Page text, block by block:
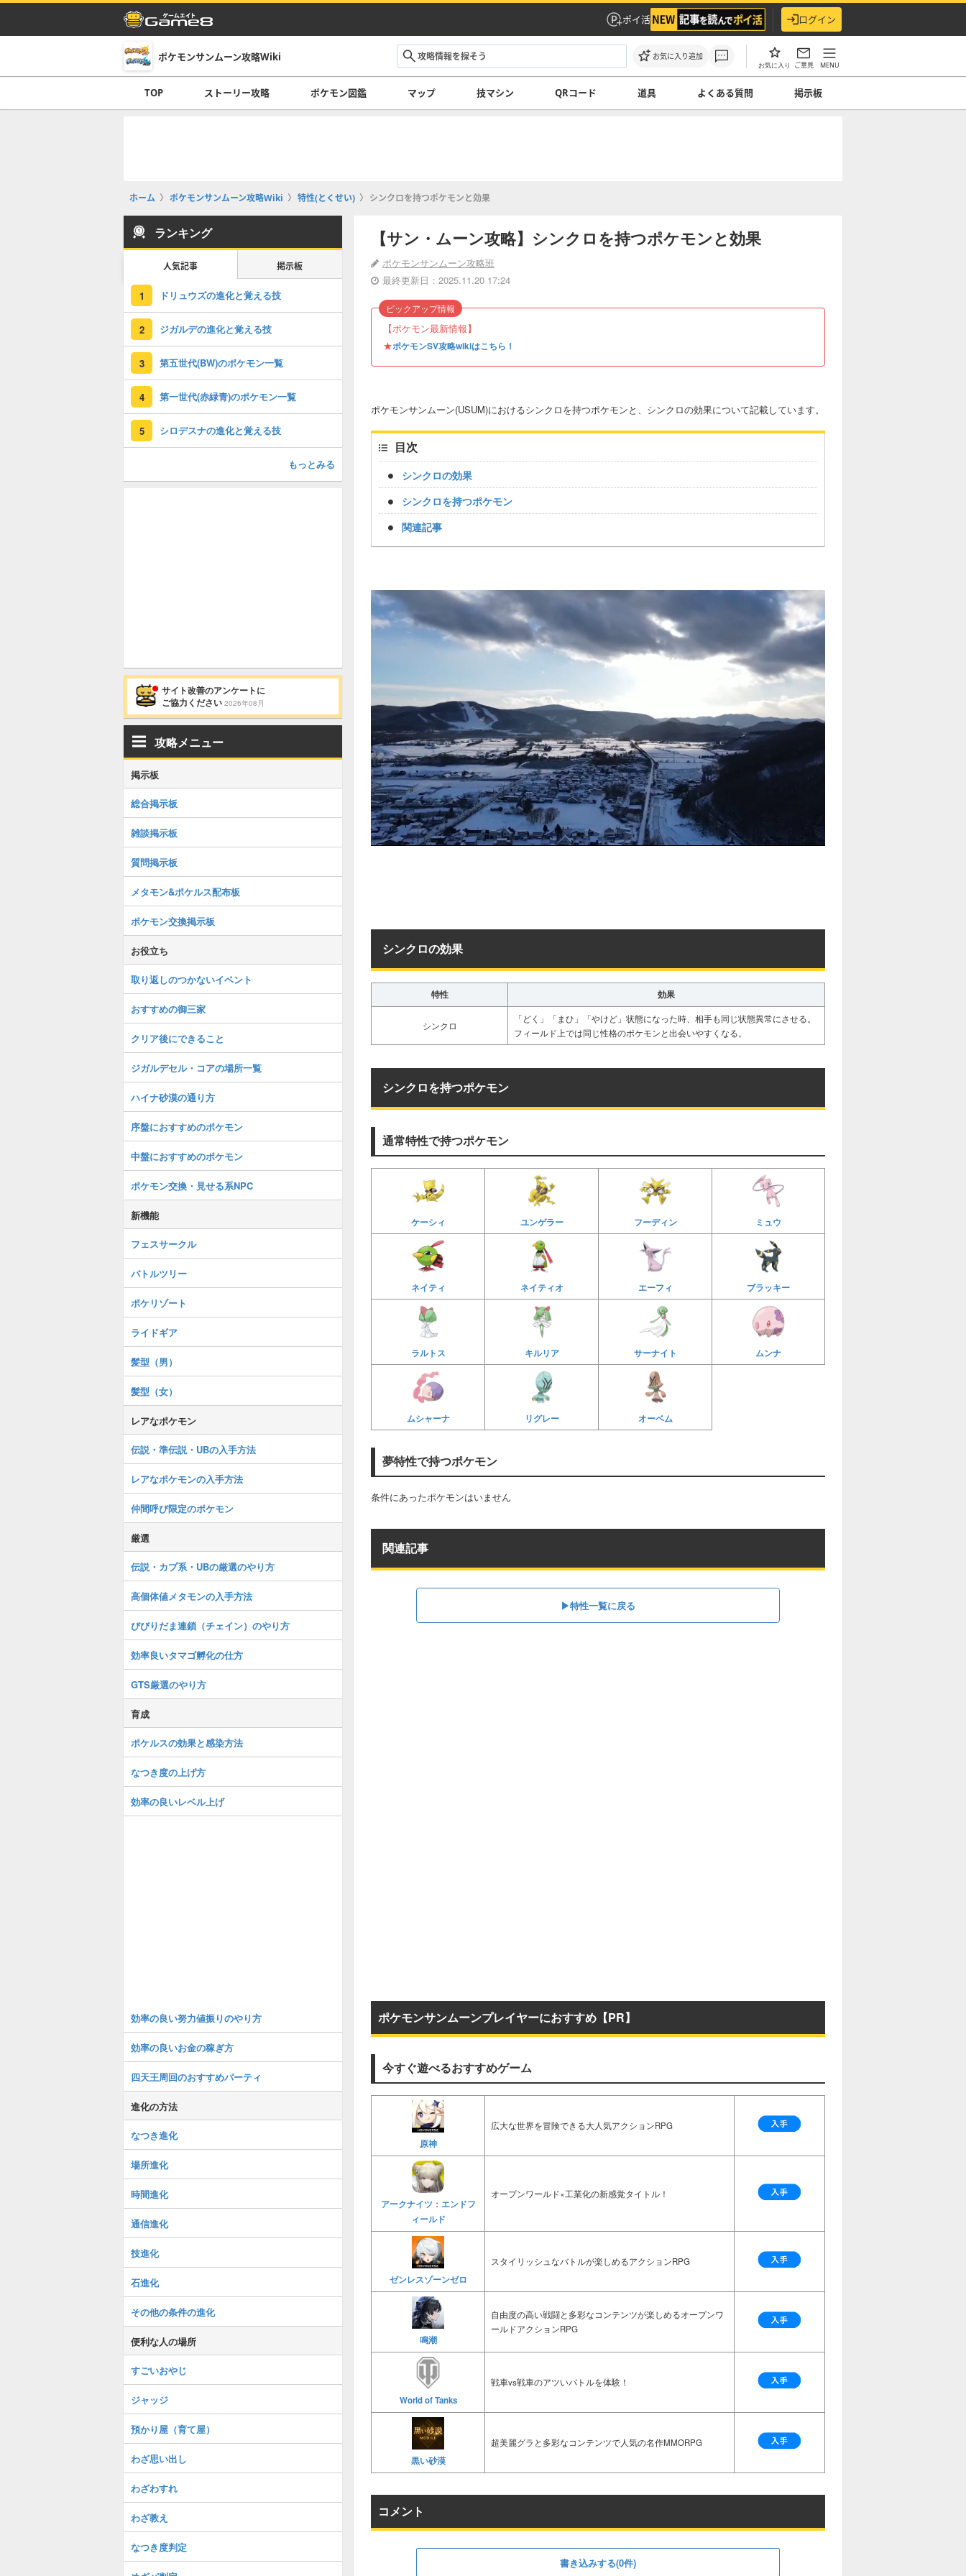
ポイ活 ログイン
ポケモンサンムーン攻略Wiki お気に入り追加
お気に入り ご意見 MENU
TOP ストーリー攻略 ポケモン図鑑 マップ 技マシン QRコード 道具 よくある質問 掲示板
ホーム ポケモンサンムーン攻略Wiki 特性(とくせい) シンクロを持つポケモンと効果
【サン・ムーン攻略】シンクロを持つポケモンと効果
ポケモンサンムーン攻略班
最終更新日：2025.11.20 17:24
【ポケモン最新情報】
★ポケモンSV攻略wikiはこちら！
ピックアップ情報
ポケモンサンムーン(USUM)におけるシンクロを持つポケモンと、シンクロの効果について記載しています。
目次
シンクロの効果
シンクロを持つポケモン
関連記事
シンクロの効果
特性 効果
シンクロ
「どく」「まひ」「やけど」状態になった時、相手も同じ状態異常にさせる。
フィールド上では同じ性格のポケモンと出会いやすくなる。
シンクロを持つポケモン
通常特性で持つポケモン
ケーシィ ユンゲラー フーディン ミュウ
ネイティ ネイティオ エーフィ ブラッキー
ラルトス キルリア サーナイト ムンナ
ムシャーナ リグレー オーベム
夢特性で持つポケモン
条件にあったポケモンはいません
関連記事
▶︎特性一覧に戻る
ポケモンサンムーンプレイヤーにおすすめ【PR】
今すぐ遊べるおすすめゲーム
原神
広大な世界を冒険できる大人気アクションRPG
アークナイツ：エンドフ
ィールド
オープンワールド×工業化の新感覚タイトル！
ゼンレスゾーンゼロ
スタイリッシュなバトルが楽しめるアクションRPG
鳴潮
自由度の高い戦闘と多彩なコンテンツが楽しめるオープンワ
ールドアクションRPG
World of Tanks
戦車vs戦車のアツいバトルを体験！
黒い砂漠
超美麗グラと多彩なコンテンツで人気の名作MMORPG
コメント
書き込みする(0件)
ランキング
人気記事 掲示板
1 ドリュウズの進化と覚える技
2 ジガルデの進化と覚える技
3 第五世代(BW)のポケモン一覧
4 第一世代(赤緑青)のポケモン一覧
5 シロデスナの進化と覚える技
もっとみる
サイト改善のアンケートに
ご協力ください 2026年08月
攻略メニュー
掲示板
総合掲示板
雑談掲示板
質問掲示板
メタモン&ポケルス配布板
ポケモン交換掲示板
お役立ち
取り返しのつかないイベント
おすすめの御三家
クリア後にできること
ジガルデセル・コアの場所一覧
ハイナ砂漠の通り方
序盤におすすめのポケモン
中盤におすすめのポケモン
ポケモン交換・見せる系NPC
新機能
フェスサークル
バトルツリー
ポケリゾート
ライドギア
髪型（男）
髪型（女）
レアなポケモン
伝説・準伝説・UBの入手方法
レアなポケモンの入手方法
仲間呼び限定のポケモン
厳選
伝説・カプ系・UBの厳選のやり方
高個体値メタモンの入手方法
びびりだま連鎖（チェイン）のやり方
効率良いタマゴ孵化の仕方
GTS厳選のやり方
育成
ポケルスの効果と感染方法
なつき度の上げ方
効率の良いレベル上げ
効率の良い努力値振りのやり方
効率の良いお金の稼ぎ方
四天王周回のおすすめパーティ
進化の方法
なつき進化
場所進化
時間進化
通信進化
技進化
石進化
その他の条件の進化
便利な人の場所
すごいおやじ
ジャッジ
預かり屋（育て屋）
わざ思い出し
わざわすれ
わざ教え
なつき度判定